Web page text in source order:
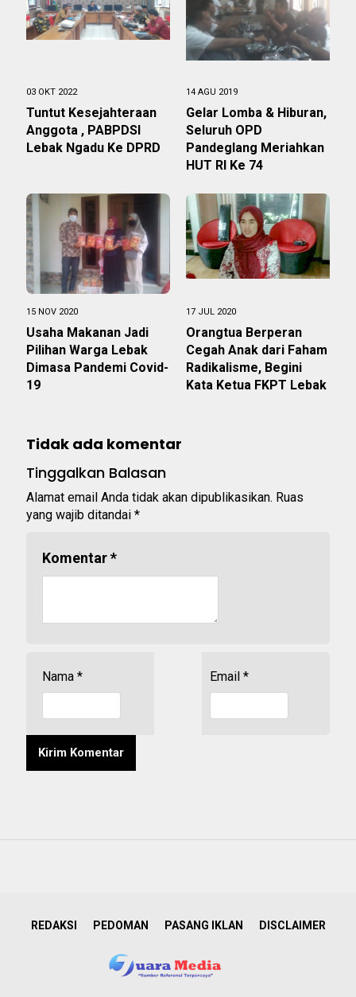
03 OKT 2022
Tuntut Kesejahteraan
Anggota , PABPDSI
Lebak Ngadu Ke DPRD
14 AGU 2019
Gelar Lomba & Hiburan,
Seluruh OPD
Pandeglang Meriahkan
HUT RI Ke 74
15 NOV 2020
Usaha Makanan Jadi
Pilihan Warga Lebak
Dimasa Pandemi Covid-
19
17 JUL 2020
Orangtua Berperan
Cegah Anak dari Faham
Radikalisme, Begini
Kata Ketua FKPT Lebak
Tidak ada komentar
Tinggalkan Balasan
Alamat email Anda tidak akan dipublikasikan. Ruas
yang wajib ditandai *
Komentar*
Nama * Email *
REDAKSI PEDOMAN PASANG IKLAN DISCLAIMER